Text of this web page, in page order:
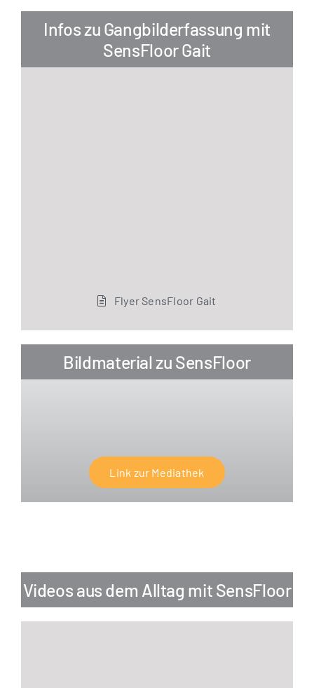
Infos zu Gangbilderfassung mit
SensFloor Gait
Fly­er Sen­s­Flo­or Gait
Bildmaterial zu SensFloor
Link zur Mediathek
Videos aus dem Alltag mit SensFloor